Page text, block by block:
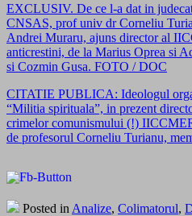
EXCLUSIV. De ce l-a dat in
CNSAS, prof univ dr Corneliu
Andrei Muraru, ajuns director al
anticrestini, de la Marius Oprea si
si Cozmin Gusa. FOTO / DOC
CITATIE PUBLICA: Ideologul
“Militia spirituala”, in prezent
crimelor comunismului (!)
de profesorul Corneliu Turianu,
Posted in Analize, Colimatorul,